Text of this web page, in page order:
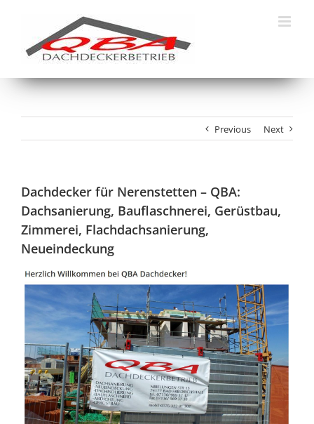
Previous Next
Dachdecker für Nerenstetten – QBA:
Dachsanierung, Bauflaschnerei, Gerüstbau,
Zimmerei, Flachdachsanierung,
Neueindeckung